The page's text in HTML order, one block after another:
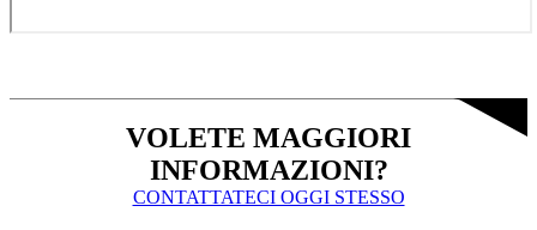
VOLETE MAGGIORI
INFORMAZIONI?
CONTATTATECI OGGI STESSO